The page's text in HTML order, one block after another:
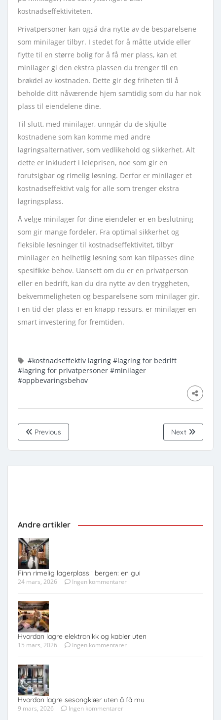
kostnadseffektiviteten.
Privatpersoner kan også dra nytte av de besparelsene
som minilager tilbyr. I stedet for å måtte utvide eller
flytte til en større bolig for å få mer plass, kan et
minilager gi den ekstra plassen du trenger til en
brøkdel av kostnaden. Dette gir deg friheten til å
beholde ditt nåværende hjem samtidig som du har nok
plass til eiendelene dine.
Til slutt, med minilager, unngår du de skjulte
kostnadene som kan komme med andre
lagringsalternativer, som vedlikehold og sikkerhet. Alt
dette er inkludert i leieprisen, noe som gir en
forutsigbar og rimelig løsning. Derfor er minilager et
kostnadseffektivt valg for alle som trenger ekstra
lagringsplass.
Å velge minilager for dine eiendeler er en beslutning
som gir mange fordeler. Fra optimal sikkerhet og
fleksible løsninger til kostnadseffektivitet, tilbyr
minilager en helhetlig løsning som kan tilpasses dine
spesifikke behov. Uansett om du er en privatperson
eller en bedrift, kan du dra nytte av den tryggheten,
bekvemmeligheten og besparelsene som minilager gir.
I en tid der plass er en knapp ressurs, er minilager en
smart investering for fremtiden.
#kostnadseffektiv lagring #lagring for bedrift
#lagring for privatpersoner #minilager
#oppbevaringsbehov
Previous Next
Andre artikler
Finn rimelig lagerplass i bergen: en gui
24 mars, 2026 Ingen kommentarer
Hvordan lagre elektronikk og kabler uten
15 mars, 2026 Ingen kommentarer
Hvordan lagre sesongklær uten å få mu
9 mars, 2026 Ingen kommentarer